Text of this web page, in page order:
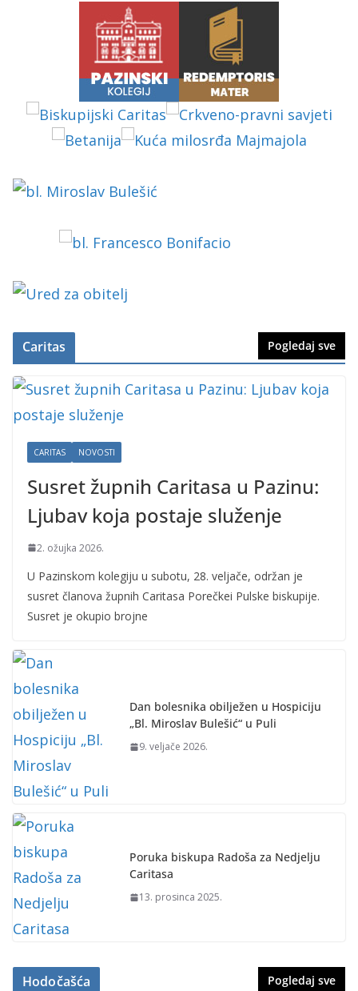
Caritas Pogledaj sve
CARITAS NOVOSTI
Susret župnih Caritasa u Pazinu:
Ljubav koja postaje služenje
2. ožujka 2026.
U Pazinskom kolegiju u subotu, 28. veljače, održan je
susret članova župnih Caritasa Porečkei Pulske biskupije.
Susret je okupio brojne
Dan bolesnika obilježen u Hospiciju
„Bl. Miroslav Bulešić“ u Puli
9. veljače 2026.
Poruka biskupa Radoša za Nedjelju
Caritasa
13. prosinca 2025.
Hodočašća Pogledaj sve